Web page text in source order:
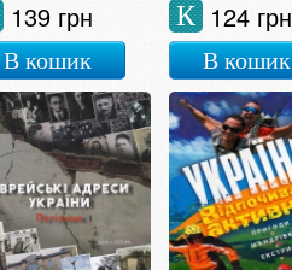
139 грн
В кошик
124 грн
К
В кошик